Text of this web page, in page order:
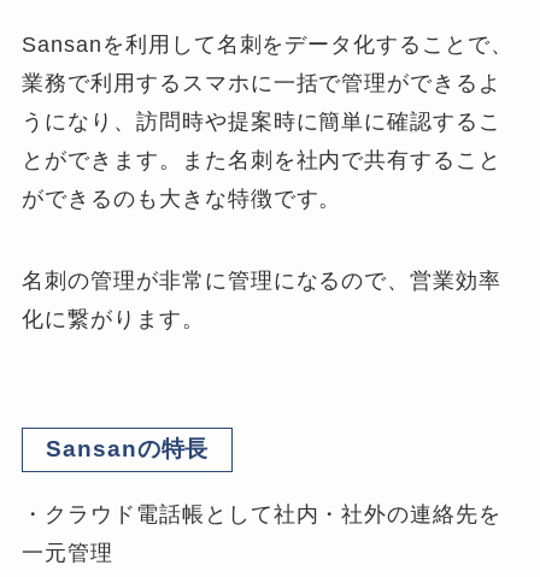
Sansanを利用して名刺をデータ化することで、
業務で利用するスマホに一括で管理ができるよ
うになり、訪問時や提案時に簡単に確認するこ
とができます。また名刺を社内で共有すること
ができるのも大きな特徴です。
名刺の管理が非常に管理になるので、営業効率
化に繋がります。
Sansanの特長
・クラウド電話帳として社内・社外の連絡先を
一元管理